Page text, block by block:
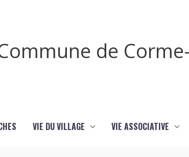
de
VIE DU VILLAGE VIE ASSOCIATIVE